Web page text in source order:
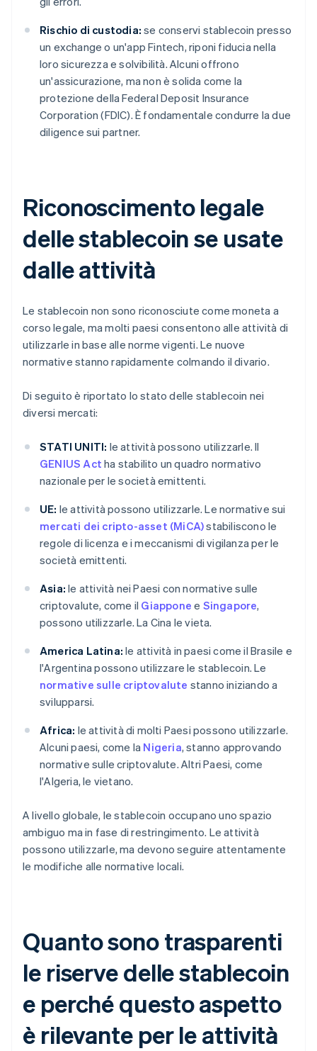
Rischio di custodia: se conservi stablecoin presso
un exchange o un'app Fintech, riponi fiducia nella
loro sicurezza e solvibilità. Alcuni offrono
un'assicurazione, ma non è solida come la
protezione della Federal Deposit Insurance
Corporation (FDIC). È fondamentale condurre la due
diligence sui partner.
Riconoscimento legale
delle stablecoin se usate
dalle attività
Le stablecoin non sono riconosciute come moneta a
corso legale, ma molti paesi consentono alle attività di
utilizzarle in base alle norme vigenti. Le nuove
normative stanno rapidamente colmando il divario.
Di seguito è riportato lo stato delle stablecoin nei
diversi mercati:
STATI UNITI: le attività possono utilizzarle. Il
GENIUS Act ha stabilito un quadro normativo
nazionale per le società emittenti.
UE: le attività possono utilizzarle. Le normative sui
mercati dei cripto-asset (MiCA)stabiliscono le
regole di licenza e i meccanismi di vigilanza per le
società emittenti.
Asia: le attività nei Paesi con normative sulle
criptovalute, come il Giappone e Singapore,
possono utilizzarle. La Cina le vieta.
America Latina: le attività in paesi come il Brasile e
l'Argentina possono utilizzare le stablecoin. Le
normative sulle criptovalute stanno iniziando a
svilupparsi.
Africa: le attività di molti Paesi possono utilizzarle.
Alcuni paesi, come la Nigeria, stanno approvando
normative sulle criptovalute. Altri Paesi, come
l'Algeria, le vietano.
A livello globale, le stablecoin occupano uno spazio
ambiguo ma in fase di restringimento. Le attività
possono utilizzarle, ma devono seguire attentamente
le modifiche alle normative locali.
Quanto sono trasparenti
le riserve delle stablecoin
e perché questo aspetto
è rilevante per le attività